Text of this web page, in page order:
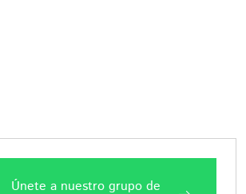
Únete a nuestro grupo de